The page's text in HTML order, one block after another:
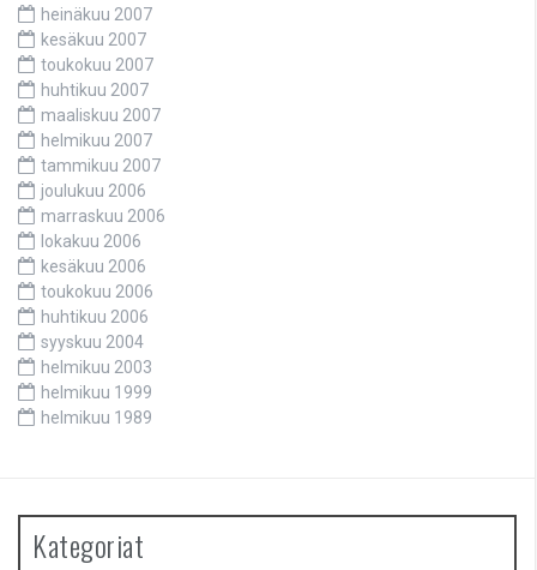
heinäkuu 2007
kesäkuu 2007
toukokuu 2007
huhtikuu 2007
maaliskuu 2007
helmikuu 2007
tammikuu 2007
joulukuu 2006
marraskuu 2006
lokakuu 2006
kesäkuu 2006
toukokuu 2006
huhtikuu 2006
syyskuu 2004
helmikuu 2003
helmikuu 1999
helmikuu 1989
Kategoriat